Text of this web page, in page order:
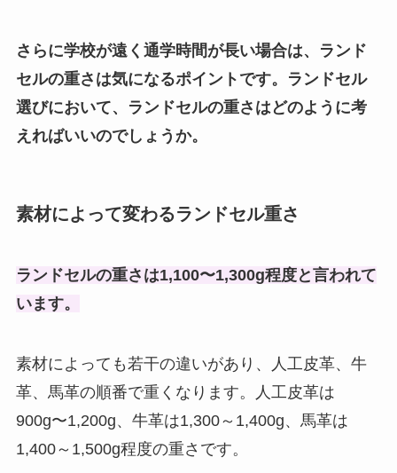
さらに学校が遠く通学時間が長い場合は、ランド
セルの重さは気になるポイントです。ランドセル
選びにおいて、ランドセルの重さはどのように考
えればいいのでしょうか。
素材によって変わるランドセル重さ
ランドセルの重さは1,100〜1,300g程度と言われて
います。
素材によっても若干の違いがあり、人工皮革、牛
革、馬革の順番で重くなります。人工皮革は
900g〜1,200g、牛革は1,300～1,400g、馬革は
1,400～1,500g程度の重さです。